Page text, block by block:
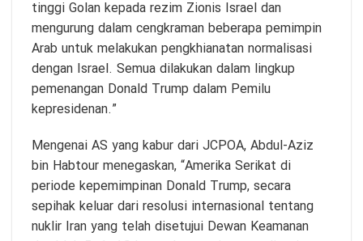
tinggi Golan kepada rezim Zionis Israel dan
mengurung dalam cengkraman beberapa pemimpin
Arab untuk melakukan pengkhianatan normalisasi
dengan Israel. Semua dilakukan dalam lingkup
pemenangan Donald Trump dalam Pemilu
kepresidenan.”
Mengenai AS yang kabur dari JCPOA, Abdul-Aziz
bin Habtour menegaskan, “Amerika Serikat di
periode kepemimpinan Donald Trump, secara
sepihak keluar dari resolusi internasional tentang
nuklir Iran yang telah disetujui Dewan Keamanan